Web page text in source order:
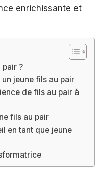
enrichissante et
pair ?
jeune fils au pair
de fils au pair à
fils au pair
en tant que jeune